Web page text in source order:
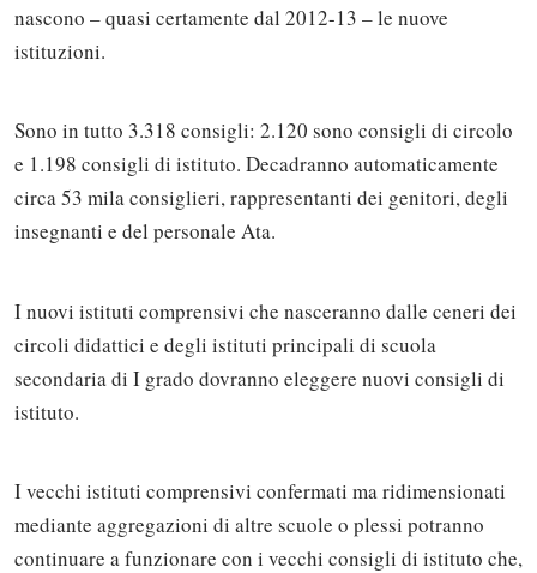
nascono – quasi certamente dal 2012-13 – le nuove
istituzioni.
Sono in tutto 3.318 consigli: 2.120 sono consigli di circolo
e 1.198 consigli di istituto. Decadranno automaticamente
circa 53 mila consiglieri, rappresentanti dei genitori, degli
insegnanti e del personale Ata.
I nuovi istituti comprensivi che nasceranno dalle ceneri dei
circoli didattici e degli istituti principali di scuola
secondaria di I grado dovranno eleggere nuovi consigli di
istituto.
I vecchi istituti comprensivi confermati ma ridimensionati
mediante aggregazioni di altre scuole o plessi potranno
continuare a funzionare con i vecchi consigli di istituto che,